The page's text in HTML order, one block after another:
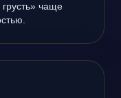
чаще